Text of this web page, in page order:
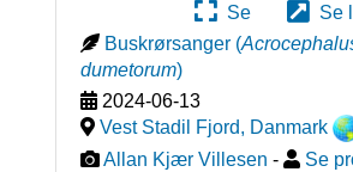
Se
Se
Buskrørsanger (
dumetorum)
2024-06-13
Vest Stadil Fjord, Danmark
Allan Kjær Villesen - Se